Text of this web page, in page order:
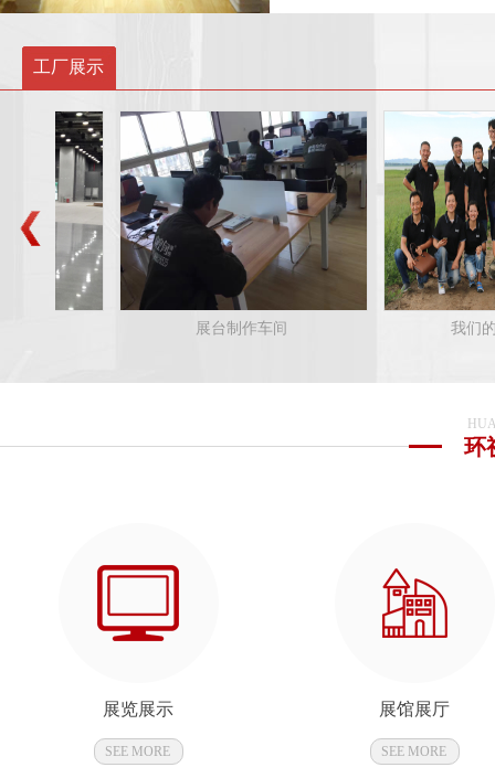
工厂展示
展台制作车间 我们的团队之一
环
展览展示
SEE MORE
展馆展厅
SEE MORE